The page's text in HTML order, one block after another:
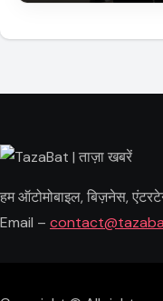
हम ऑटोमोबाइल, बिज़नेस,
Email –